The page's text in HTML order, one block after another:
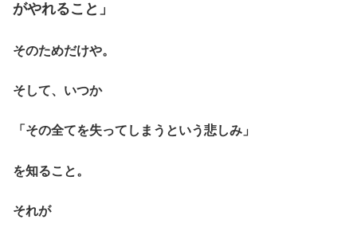
がやれること」
そのためだけや。
そして、いつか
「その全てを失ってしまうという悲しみ」
を知ること。
それが